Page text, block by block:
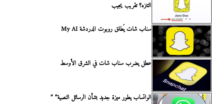
التنزه؟ تقريب يجيب
سناب شات يُطلق روبوت الدردشة My AI
عطل يضرب سناب شات في الشرق الأوسط
الواتساب يطور ميزة جديد بشأن الرسائل النصية” ”